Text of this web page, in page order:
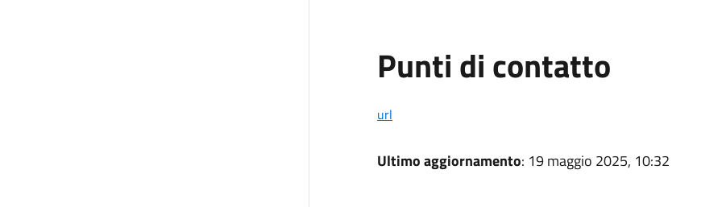
Punti di contatto
url
Ultimo aggiornamento: 19 maggio 2025, 10:32